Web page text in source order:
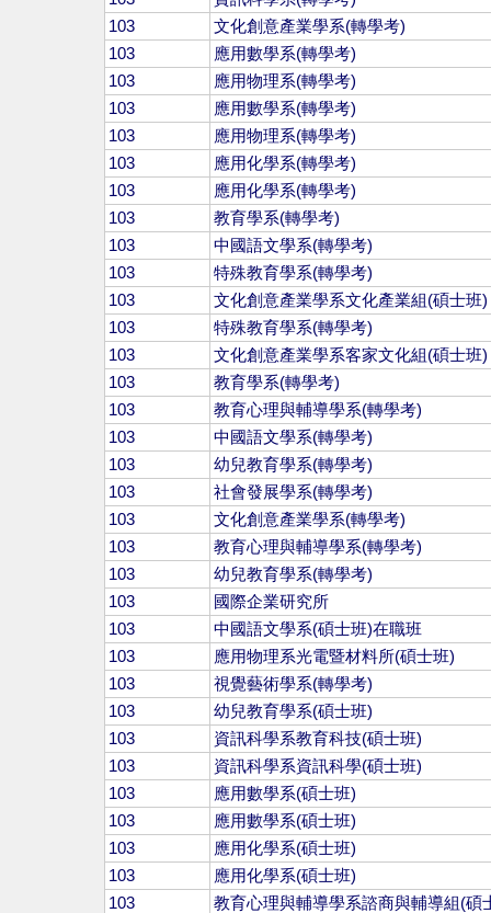
103
文化創意產業學系(轉學考)
103
應用數學系(轉學考)
103
應用物理系(轉學考)
103
應用數學系(轉學考)
103
應用物理系(轉學考)
103
應用化學系(轉學考)
103
應用化學系(轉學考)
103
教育學系(轉學考)
103
中國語文學系(轉學考)
103
特殊教育學系(轉學考)
103
文化創意產業學系文化產業組(碩士班)
103
特殊教育學系(轉學考)
103
文化創意產業學系客家文化組(碩士班)
103
教育學系(轉學考)
103
教育心理與輔導學系(轉學考)
103
中國語文學系(轉學考)
103
幼兒教育學系(轉學考)
103
社會發展學系(轉學考)
103
文化創意產業學系(轉學考)
103
教育心理與輔導學系(轉學考)
103
幼兒教育學系(轉學考)
103
國際企業研究所
103
中國語文學系(碩士班)在職班
103
應用物理系光電暨材料所(碩士班)
103
視覺藝術學系(轉學考)
103
幼兒教育學系(碩士班)
103
資訊科學系教育科技(碩士班)
103
資訊科學系資訊科學(碩士班)
103
應用數學系(碩士班)
103
應用數學系(碩士班)
103
應用化學系(碩士班)
103
應用化學系(碩士班)
103
教育心理與輔導學系諮商與輔導組(碩